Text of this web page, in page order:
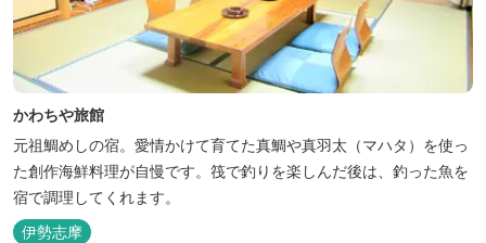
かわちや旅館
元祖鯛めしの宿。愛情かけて育てた真鯛や真羽太（マハタ）を使っ
た創作海鮮料理が自慢です。筏で釣りを楽しんだ後は、釣った魚を
宿で調理してくれます。
伊勢志摩